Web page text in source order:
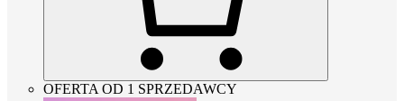
OFERTA OD 1 SPRZEDAWCY